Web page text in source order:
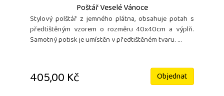
Poštář Veselé Vánoce
Stylový polštář z jemného plátna, obsahuje potah s
předtištěným vzorem o rozměru 40x40cm a výplň.
Samotný potisk je umístěn v předtištěném tvaru. ...
405,00 Kč Objednat